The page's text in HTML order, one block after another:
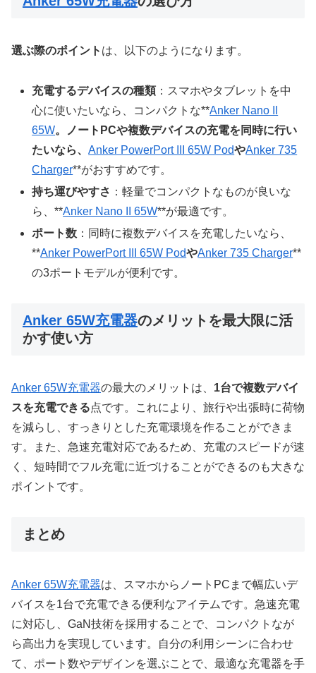
選ぶ際のポイント は、以下のようになります。
充電するデバイスの種類：スマホやタブレットを中
心に使いたいなら、コンパクトな**Anker Nano II
65W。ノートPCや複数デバイスの充電を同時に行い
たいなら、Anker PowerPort III 65W PodやAnker 735
Charger**がおすすめです。
持ち運びやすさ ：軽量でコンパクトなものが良いな
ら、**Anker Nano II 65W**が最適です。
ポート数 ：同時に複数デバイスを充電したいなら、
**Anker PowerPort III 65W PodやAnker 735 Charger**
の3ポートモデルが便利です。
Anker 65W充電器のメリットを最大限に活
かす使い方
Anker 65W充電器の最大のメリットは、 1台で複数デバイ
スを充電できる点です。これにより、旅行や出張時に荷物
を減らし、すっきりとした充電環境を作ることができま
す。また、急速充電対応であるため、充電のスピードが速
く、短時間でフル充電に近づけることができるのも大きな
ポイントです。
まとめ
Anker 65W充電器は、スマホからノートPCまで幅広いデ
バイスを1台で充電できる便利なアイテムです。急速充電
に対応し、GaN技術を採用することで、コンパクトなが
ら高出力を実現しています。自分の利用シーンに合わせ
て、ポート数やデザインを選ぶことで、最適な充電器を手